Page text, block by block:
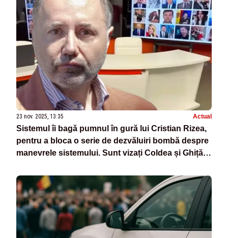
23 nov. 2025, 13:35 Actual
Sistemul îi bagă pumnul în gură lui Cristian Rizea,
pentru a bloca o serie de dezvăluiri bombă despre
manevrele sistemului. Sunt vizați Coldea și Ghiță -